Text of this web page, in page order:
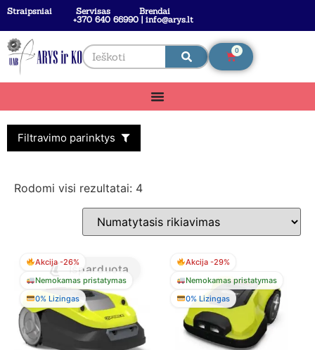
Straipsniai Servisas
Brendai
+370 640 66990 | info@arys.lt
0
Filtravimo parinktys
Rodomi visi rezultatai: 4
Akcija -26%
Nemokamas pristatymas
0% Lizingas
Išparduota
Akcija -29%
Nemokamas pristatymas
0% Lizingas